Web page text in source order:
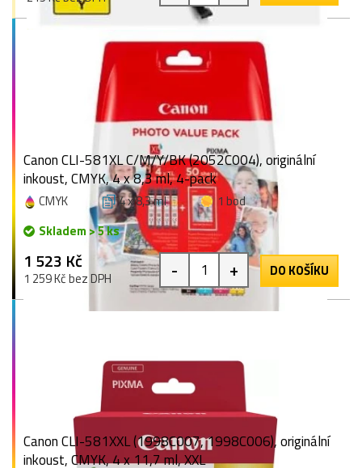
Canon CLI-581XL C/M/Y/BK (2052C004), originální
inkoust, CMYK, 4 x 8,3 ml, 4-pack
CMYK 4 x 8,3 ml
1 bod
Skladem > 5 ks
1 523 Kč
1 259 Kč bez DPH - + DO KOŠÍKU
Canon CLI-581XXL (1998C007, 1998C006), originální
inkoust, CMYK, 4 x 11,7 ml, XXL